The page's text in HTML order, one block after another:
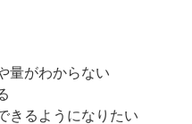
量がわからない
きるようになりたい